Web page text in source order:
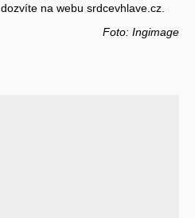
na webu srdcevhlave.cz.
Foto: Ingimage